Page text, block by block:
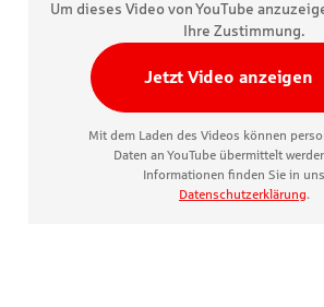
Um dieses Video von YouTube
Ihre Zustimmung.
Jetzt Video anzeigen
Mit dem Laden des Videos können
Daten an YouTube übermittelt
Informationen finden Sie in
Datenschutzerklärung.